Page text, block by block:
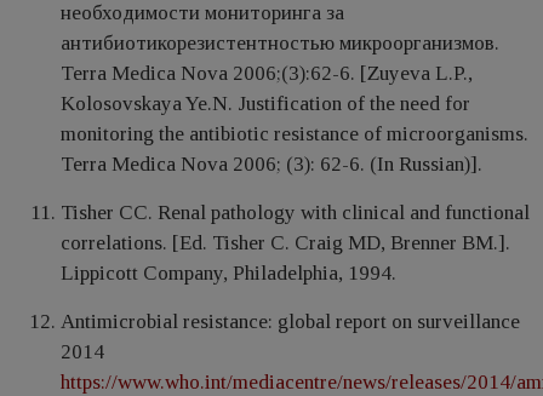
необходимости мониторинга за
антибиотикорезистентностью микроорганизмов.
Terra Medica Nova 2006;(3):62-6. [Zuyeva L.P.,
Kolosovskaya Ye.N. Justification of the need for
monitoring the antibiotic resistance of microorganisms.
Terra Medica Nova 2006; (3): 62-6. (In Russian)].
Tisher CC. Renal pathology with clinical and functional
correlations. [Ed. Tisher C. Craig MD, Brenner BM.].
Lippicott Company, Philadelphia, 1994.
Antimicrobial resistance: global report on surveillance
2014
https://www.who.int/mediacentre/news/releases/2014/